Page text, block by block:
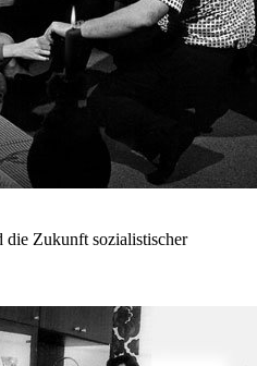
Zukunft sozialistischer